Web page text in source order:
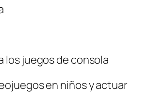
los juegos de consola
en niños y actuar